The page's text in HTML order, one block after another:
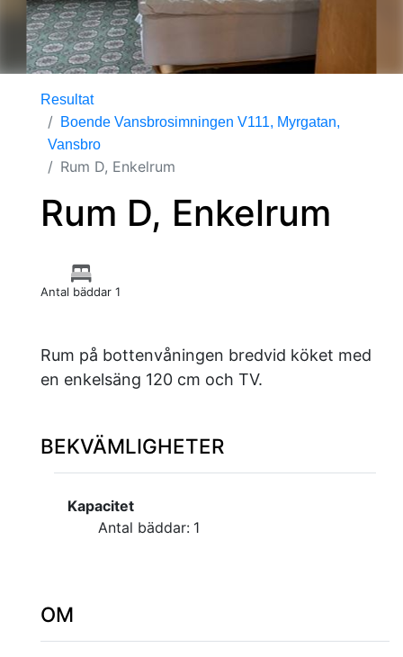
Resultat
Boende Vansbrosimningen V111, Myrgatan,
Vansbro
Rum D, Enkelrum
Rum D, Enkelrum
Antal bäddar 1
Rum på bottenvåningen bredvid köket med
en enkelsäng 120 cm och TV.
BEKVÄMLIGHETER
Kapacitet
Antal bäddar: 1
OM